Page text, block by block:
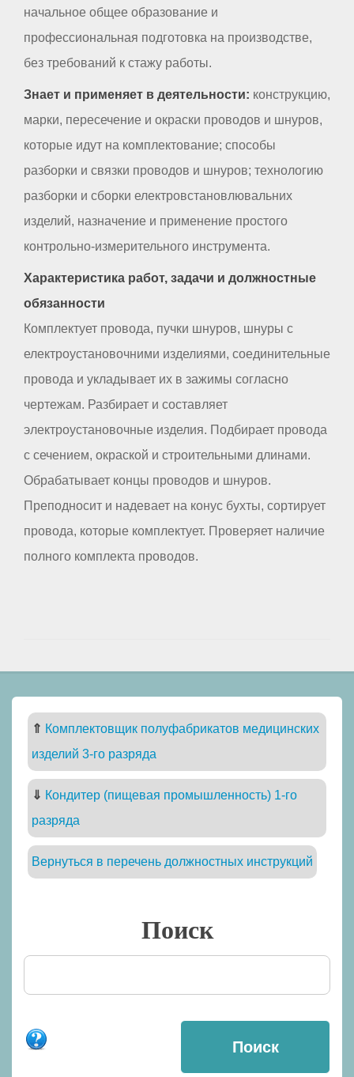
начальное общее образование и
профессиональная подготовка на производстве,
без требований к стажу работы.
Знает и применяет в деятельности: конструкцию,
марки, пересечение и окраски проводов и шнуров,
которые идут на комплектование; способы
разборки и связки проводов и шнуров; технологию
разборки и сборки електровстановлювальних
изделий, назначение и применение простого
контрольно-измерительного инструмента.
Характеристика работ, задачи и должностные
обязанности
Комплектует провода, пучки шнуров, шнуры с
електроустановочними изделиями, соединительные
провода и укладывает их в зажимы согласно
чертежам. Разбирает и составляет
электроустановочные изделия. Подбирает провода
с сечением, окраской и строительными длинами.
Обрабатывает концы проводов и шнуров.
Преподносит и надевает на конус бухты, сортирует
провода, которые комплектует. Проверяет наличие
полного комплекта проводов.
⇑ Комплектовщик полуфабрикатов медицинских
изделий 3-го разряда
⇓ Кондитер (пищевая промышленность) 1-го
разряда
Вернуться в перечень должностных инструкций
Поиск